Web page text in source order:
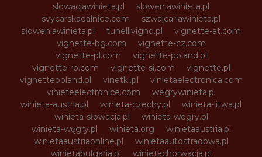
slowacjawinieta.pl
sloweniawinieta.pl
svycarskadalnice.com
szwajcariawinieta.pl
słoweniawinieta.pl
tunellivigno.pl
vignette-at.com
vignette-bg.com
vignette-cz.com
vignette-pl.com
vignette-poland.pl
vignette-ro.com
vignette-si.com
vignette.pl
vignettepoland.pl
vinetki.pl
vinietaelectronica.com
vinieteelectronice.com
wegrywinieta.pl
winieta-austria.pl
winieta-czechy.pl
winieta-litwa.pl
winieta-słowacja.pl
winieta-wegry.pl
winieta-węgry.pl
winieta.org
winietaaustria.pl
winietaaustriaonline.pl
winietaautostradowa.pl
winietabulgaria.pl
winietachorwacja.pl